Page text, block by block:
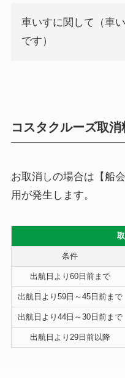
車いすに関して（車
です）
コスタクルーズ取消
お取消しの場合は【船
用が発生します。
条件
出航日より60日前まで
出航日より59日～45日前まで
出航日より44日～30日前まで
出航日より29日前以降